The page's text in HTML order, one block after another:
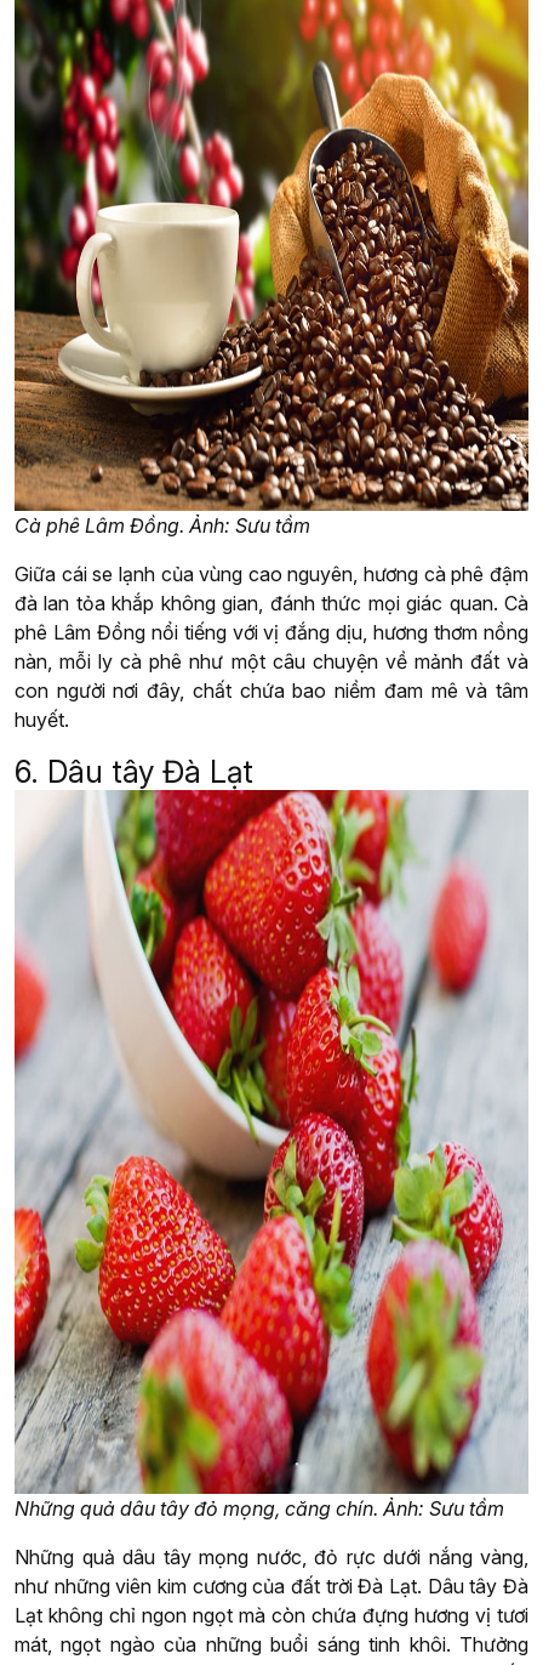
Cà phê Lâm Đồng. Ảnh: Sưu tầm
Giữa cái se lạnh của vùng cao nguyên, hương cà phê đậm
đà lan tỏa khắp không gian, đánh thức mọi giác quan. Cà
phê Lâm Đồng nổi tiếng với vị đắng dịu, hương thơm nồng
nàn, mỗi ly cà phê như một câu chuyện về mảnh đất và
con người nơi đây, chất chứa bao niềm đam mê và tâm
huyết.
6. Dâu tây Đà Lạt
Những quả dâu tây đỏ mọng, căng chín. Ảnh: Sưu tầm
Những quả dâu tây mọng nước, đỏ rực dưới nắng vàng,
như những viên kim cương của đất trời Đà Lạt. Dâu tây Đà
Lạt không chỉ ngon ngọt mà còn chứa đựng hương vị tươi
mát, ngọt ngào của những buổi sáng tinh khôi. Thưởng